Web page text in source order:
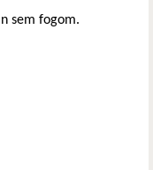
sem fogom.